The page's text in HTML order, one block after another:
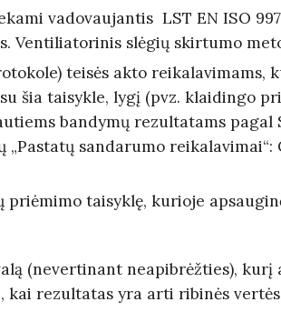
vadovaujantis LST EN ISO
Ventiliatorinis slėgių skirtumo
teisės akto reikalavimams,
šia taisykle, lygį (pvz. klaidingo
bandymų rezultatams pagal
sandarumo reikalavimai“:
priėmimo taisyklę, kurioje
(nevertinant neapibrėžties), kurį
kai rezultatas yra arti ribinės vertės